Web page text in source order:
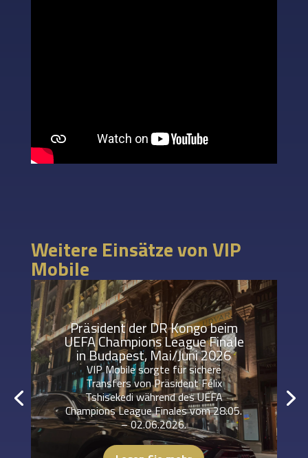
Weitere Einsätze von VIP
Mobile
Präsident der DR Kongo beim
UEFA Champions League Finale
in Budapest, Mai/Juni 2026
VIP Mobile sorgte für sichere
Transfers von Präsident Félix
Tshisekedi während des UEFA
Champions League Finales vom 28.05.
– 02.06.2026.